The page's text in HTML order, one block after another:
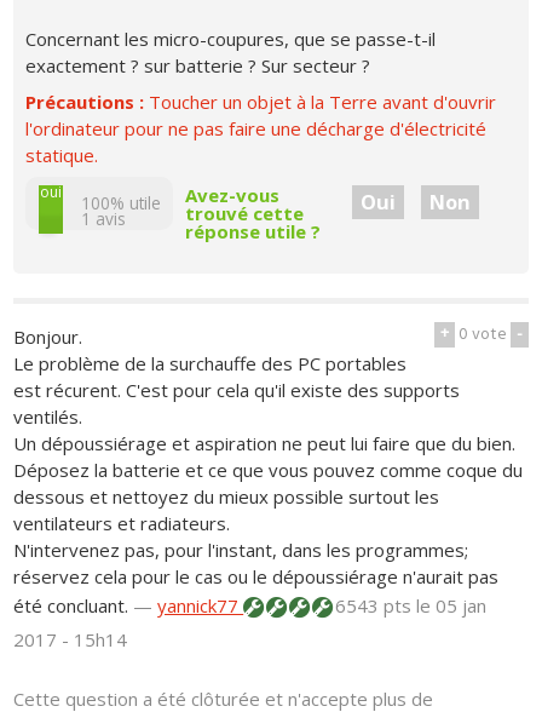
Concernant les micro-coupures, que se passe-t-il
exactement ? sur batterie ? Sur secteur ?
Précautions : Toucher un objet à la Terre avant d'ouvrir
l'ordinateur pour ne pas faire une décharge d'électricité
statique.
non
oui 100% utile
1 avis
Avez-vous
trouvé cette
réponse utile ?
Oui Non
+ 0vote -
Bonjour.
Le problème de la surchauffe des PC portables
est récurent. C'est pour cela qu'il existe des supports
ventilés.
Un dépoussiérage et aspiration ne peut lui faire que du bien.
Déposez la batterie et ce que vous pouvez comme coque du
dessous et nettoyez du mieux possible surtout les
ventilateurs et radiateurs.
N'intervenez pas, pour l'instant, dans les programmes;
réservez cela pour le cas ou le dépoussiérage n'aurait pas
été concluant. —yannick77 6543 ptsle 05 jan
2017 - 15h14
Cette question a été clôturée et n'accepte plus de